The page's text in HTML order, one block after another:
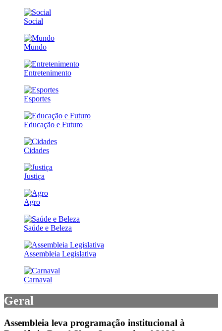
Social
Mundo
Entretenimento
Esportes
Educação e Futuro
Cidades
Justiça
Agro
Saúde e Beleza
Assembleia Legislativa
Carnaval
Geral
Assembleia leva programação institucional à